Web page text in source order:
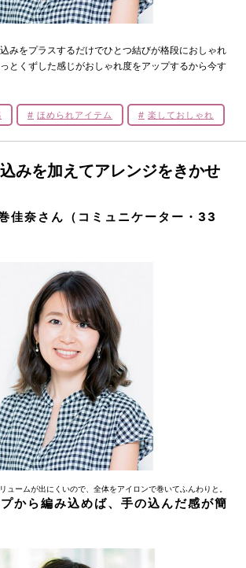
みをプラスするだけでひとつ結びが格段におしゃれ
とくずした感じがおしゃれ度をアップするから今す
ほめられアイテム 楽しておしゃれ
みを加えてアレンジをきかせ
佳奈さん（コミュニケーター・33
ュームが出にくいので、全体をアイロンで巻いてふんわりと。
から編み込めば、手の込んだ感が簡